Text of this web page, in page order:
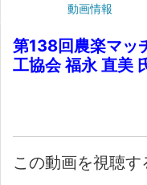
動画情報
第138回農楽マッ
工協会 福永 直美
この動画を視聴す